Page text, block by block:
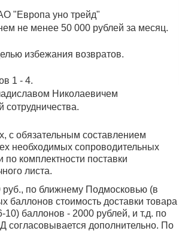
"Европа уно трейд"
не менее 50 000 рублей за месяц.
избежания возвратов.
1 - 4.
Николаевичем
с обязательным составлением
необходимых сопроводительных
комплектности поставки
листа.
по ближнему Подмосковью (в
баллонов стоимость доставки товара
10) баллонов - 2000 рублей, и т.д. по
согласовывается дополнительно. По